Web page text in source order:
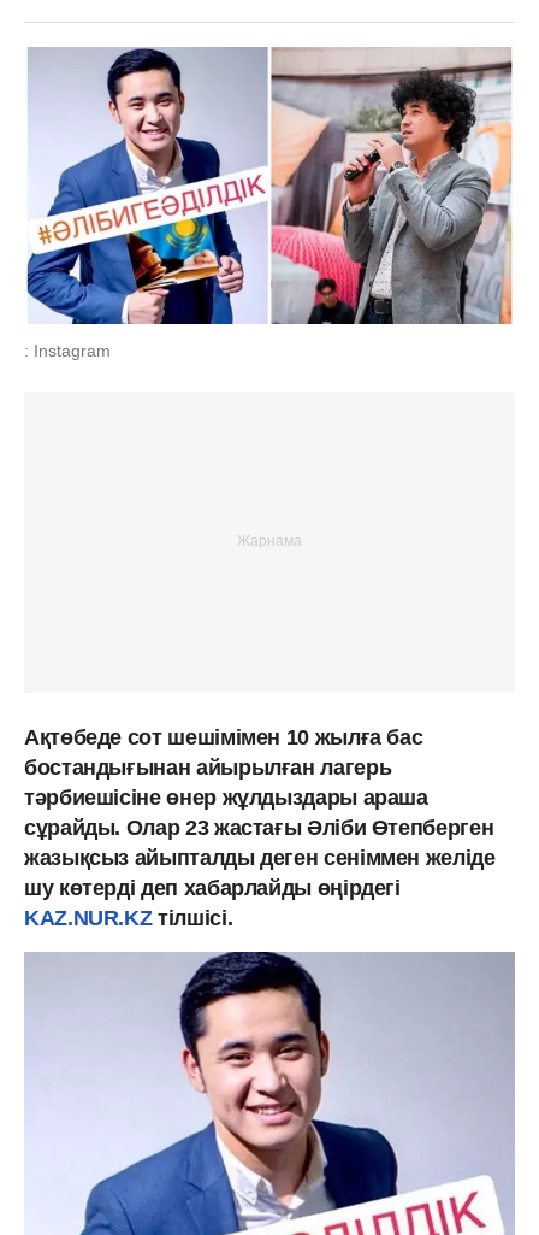
: Instagram
Ақтөбеде сот шешімімен 10 жылға бас
бостандығынан айырылған лагерь
тәрбиешісіне өнер жұлдыздары араша
сұрайды. Олар 23 жастағы Әліби Өтепберген
жазықсыз айыпталды деген сеніммен желіде
шу көтерді деп хабарлайды өңірдегі
KAZ.NUR.KZтілшісі.